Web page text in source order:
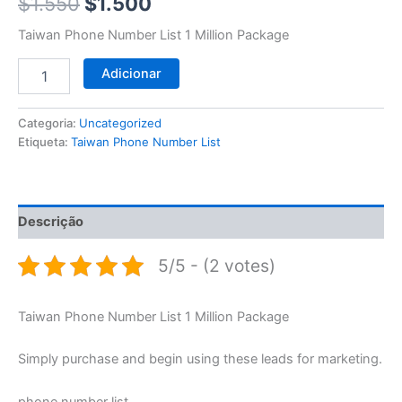
Taiwan Phone Number List 1 Million Package
Adicionar
Categoria: Uncategorized
Etiqueta: Taiwan Phone Number List
Descrição
5/5 - (2 votes)
Taiwan Phone Number List 1 Million Package
Simply purchase and begin using these leads for marketing.